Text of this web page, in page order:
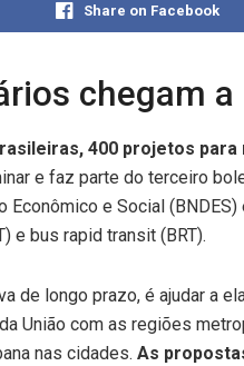
Share on Facebook
chegam
400 projetos
e faz parte do terceiro
e Social
e bus rapid transit (BRT).
de longo prazo, é ajudar a
União com as regiões
nas cidades. As